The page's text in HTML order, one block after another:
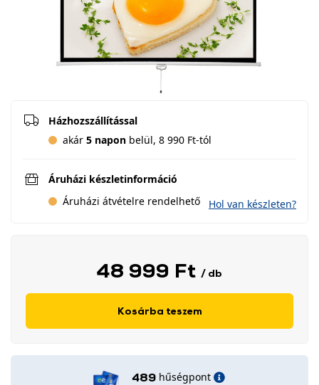
Házhozszállítással
akár 5 napon belül, 8 990 Ft-tól
Áruházi készletinformáció
Áruházi átvételre rendelhető
Hol van készleten?
48 999 Ft / db
Kosárba teszem
489 hűségpont